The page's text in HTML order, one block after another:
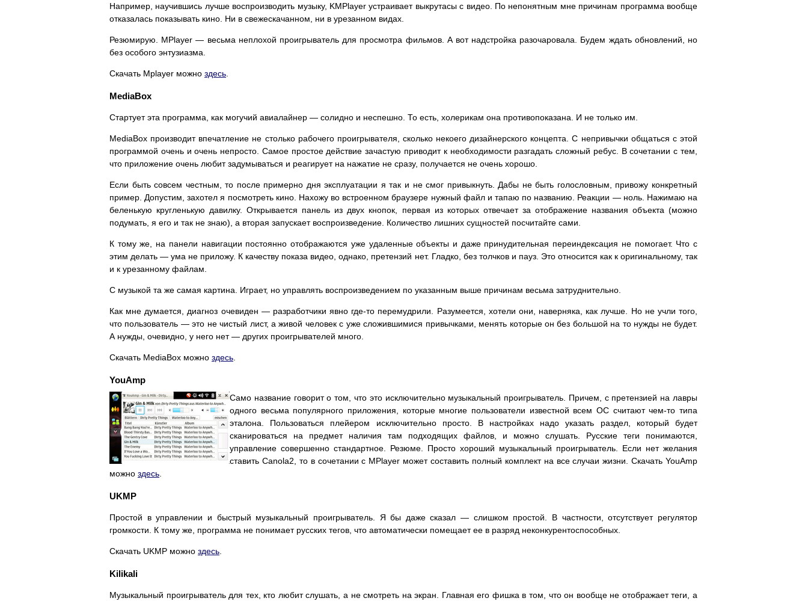
Например, научившись лучше воспроизводить музыку, KMPlayer устраивает выкрутасы с видео. По непонятным мне причинам программа вообще
отказалась показывать кино. Ни в свежескачанном, ни в урезанном видах.
Резюмирую. MPlayer — весьма неплохой проигрыватель для просмотра фильмов. А вот надстройка разочаровала. Будем ждать обновлений, но
без особого энтузиазма.
Скачать Mplayer можно здесь
MediaBox
Стартует эта программа, как могучий авиалайнер — солидно и неспешно. То есть, холерикам она противопоказана. И не только им.
MediaBox производит впечатление не столько рабочего проигрывателя, сколько некоего дизайнерского концепта. С непривычки общаться с этой
программой очень и очень непросто. Самое простое действие зачастую приводит к необходимости разгадать сложный ребус. В сочетании с тем,
что приложение очень любит задумываться и реагирует на нажатие не сразу, получается не очень хорошо.
Если быть совсем честным, то после примерно дня эксплуатации я так и не смог привыкнуть. Дабы не быть голословным, привожу конкретный
пример. Допустим, захотел я посмотреть кино. Нахожу во встроенном браузере нужный файл и тапаю по названию. Реакции — ноль. Нажимаю на
беленькую кругленькую давилку. Открывается панель из двух кнопок, первая из которых отвечает за отображение названия объекта (можно
подумать, я его и так не знаю), а вторая запускает воспроизведение. Количество лишних сущностей посчитайте сами.
К тому же, на панели навигации постоянно отображаются уже удаленные объекты и даже принудительная переиндексация не помогает. Что с
этим делать — ума не приложу. К качеству показа видео, однако, претензий нет. Гладко, без толчков и пауз. Это относится как к оригинальному, так
и к урезанному файлам.
С музыкой та же самая картина. Играет, но управлять воспроизведением по указанным выше причинам весьма затруднительно.
Как мне думается, диагноз очевиден — разработчики явно где-то перемудрили. Разумеется, хотели они, наверняка, как лучше. Но не учли того,
что пользователь — это не чистый лист, а живой человек с уже сложившимися привычками, менять которые он без большой на то нужды не будет.
А нужды, очевидно, у него нет — других проигрывателей много.
Скачать MediaBox можно здесь
YouAmp
Само название говорит о том, что это исключительно музыкальный проигрыватель. Причем, с претензией на лавры
одного весьма популярного приложения, которые многие пользователи известной всем ОС считают чем-то типа
эталона. Пользоваться плейером исключительно просто. В настройках надо указать раздел, который будет
сканироваться на предмет наличия там подходящих файлов, и можно слушать. Русские теги понимаются,
управление совершенно стандартное. Резюме. Просто хороший музыкальный проигрыватель. Если нет желания
ставить Canola2, то в сочетании с MPlayer может составить полный комплект на все случаи жизни. Скачать YouAmp
можно здесь
UKMP
Простой в управлении и быстрый музыкальный проигрыватель. Я бы даже сказал — слишком простой. В частности, отсутствует регулятор
громкости. К тому же, программа не понимает русских тегов, что автоматически помещает ее в разряд неконкурентоспособных.
Скачать UKMP можно здесь
Kilikali
Музыкальный проигрыватель для тех, кто любит слушать, а не смотреть на экран. Главная его фишка в том, что он вообще не отображает теги, а